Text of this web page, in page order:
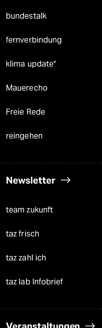
bundestalk
fernverbindung
klima update°
Mauerecho
Freie Rede
reingehen
Newsletter
team zukunft
taz frisch
taz zahl ich
taz lab Infobrief